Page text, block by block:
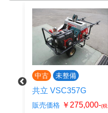
中古 未整備
共立 VSC357G
販売価格 ￥275,000-(税